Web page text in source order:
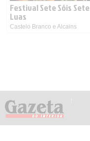
Festival Sete Sóis Sete
Luas
Castelo Branco e Alcains